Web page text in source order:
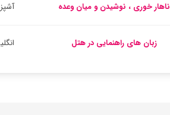
ناهار خوری ، نوشیدن و میان وعده
زبان های راهنمایی در هتل